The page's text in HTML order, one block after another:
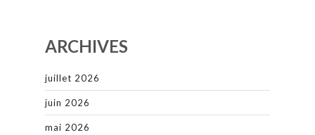
ARCHIVES
juillet 2026
juin 2026
mai 2026